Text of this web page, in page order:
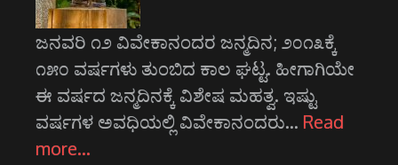
ಜನವರಿ ೧೨ ವಿವೇಕಾನಂದರ ಜನ್ಮದಿನ; ೨೦೧೩ಕ್ಕೆ
೧೫೦ ವರ್ಷಗಳು ತುಂಬಿದ ಕಾಲ ಘಟ್ಟ. ಹೀಗಾಗಿಯೇ
ಈ ವರ್ಷದ ಜನ್ಮದಿನಕ್ಕೆ ವಿಶೇಷ ಮಹತ್ವ. ಇಷ್ಟು
ವರ್ಷಗಳ ಅವಧಿಯಲ್ಲಿ ವಿವೇಕಾನಂದರು… Read
more…